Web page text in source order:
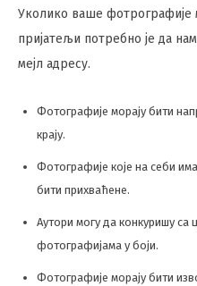
Уколико ваше фотрографије
пријатељи потребно је да
мејл адресу.
Фотографије морају бити
крају.
Фотографије које на себи
бити прихваћене.
Аутори могу да конкуришу
фотографијама у боји.
Фотографије морају бити